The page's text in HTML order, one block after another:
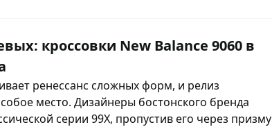
кроссовки New Balance 9060 в
ренессанс сложных форм, и релиз
место. Дизайнеры бостонского бренда
серии 99X, пропустив его через призму